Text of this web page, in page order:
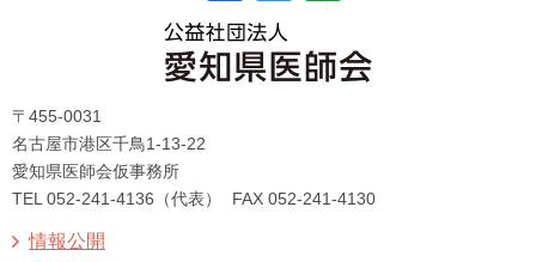
F
a
o
T
wi
v
e
〒455-0031
名古屋市港区千鳥1-13-22
愛知県医師会仮事務所
TEL 052-241-4136（代表）
FAX 052-241-4130
情報公開